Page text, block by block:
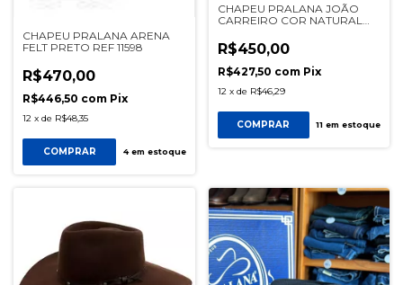
CHAPEU PRALANA ARENA
FELT PRETO REF 11598
R$470,00
R$446,50 com Pix
12 x de R$48,35
COMPRAR 4em estoque
CHAPEU PRALANA JOÃO
CARREIRO COR NATURAL
R$450,00
R$427,50 com Pix
12 x de R$46,29
COMPRAR 11 em estoque